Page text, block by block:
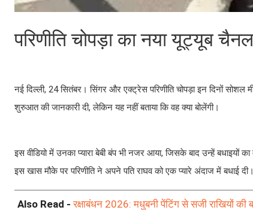
परिणीति चोपड़ा का नया यूट्यूब
नई दिल्ली, 24 सितंबर। सिंगर और एक्ट्रेस परिणीति चोपड़ा इन दिनों सोशल
शुरुआत की जानकारी दी, लेकिन यह नहीं बताया कि वह क्या बोलेंगी।
इस वीडियो में उनका प्यारा बेबी बंप भी नजर आया, जिसके बाद उन्हें बधाइयों
इस खास मौके पर परिणीति ने अपने पति राघव को एक प्यारे अंदाज में बधाई दी।
Also Read -रक्षाबंधन 2026: मधुबनी पेंटिंग से सजी राखियों की